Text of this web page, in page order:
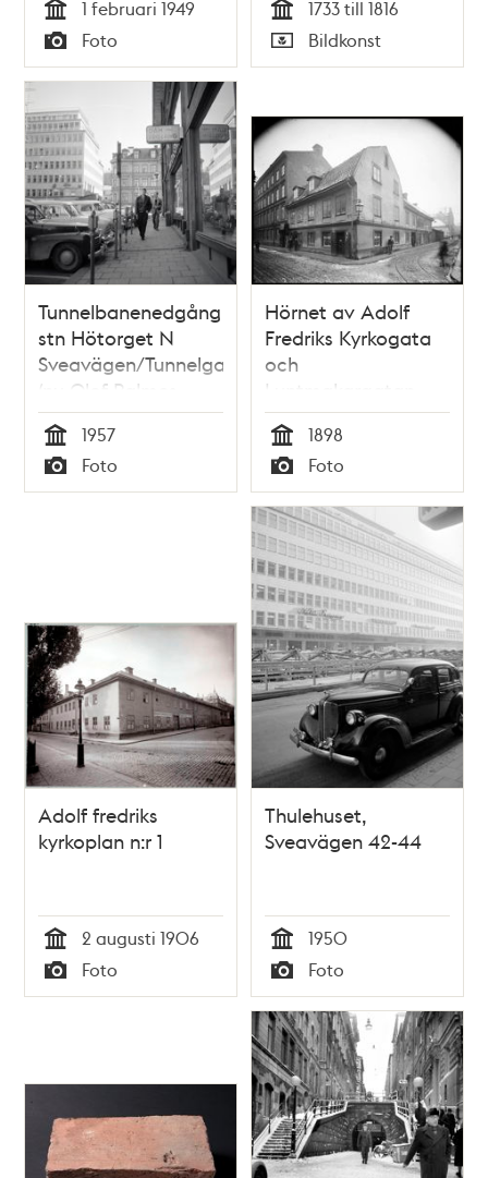
Tid
1 februari 1949
Typ
Foto Tid
1733 till 1816
Typ
Bildkonst
Tunnelbanenedgång
stn Hötorget N
Sveavägen/Tunnelgatan
(nu Olof Palmes
Gata)
Tid
1957
Typ
Foto
Hörnet av Adolf
Fredriks Kyrkogata
och
Luntmakargatan
Tid
1898
Typ
Foto
Adolf fredriks
kyrkoplan n:r 1
Tid
2 augusti 1906
Typ
Foto
Thulehuset,
Sveavägen 42-44
Tid
1950
Typ
Foto